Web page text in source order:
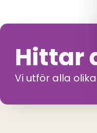
Hittar
Vi utför alla